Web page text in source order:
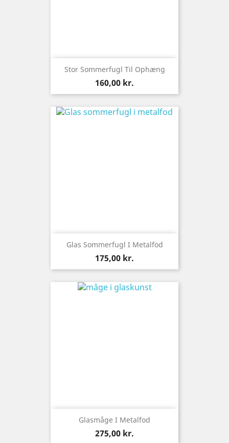
Stor Sommerfugl Til Ophæng
Pris
160,00 kr.
Glas Sommerfugl I Metalfod
Pris
175,00 kr.
Glasmåge I Metalfod
Pris
275,00 kr.